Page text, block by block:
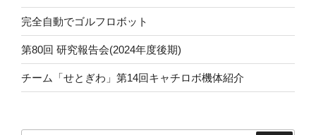
完全自動でゴルフロボット
第80回 研究報告会(2024年度後期)
チーム「せとぎわ」第14回キャチロボ機体紹介